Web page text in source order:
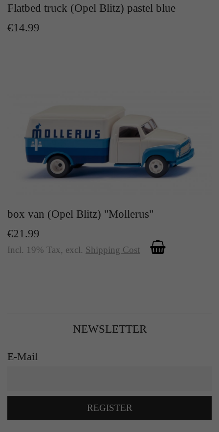
Flatbed truck (Opel Blitz) pastel blue
€14.99
box van (Opel Blitz) "Mollerus"
€21.99
Incl. 19% Tax, excl. Shipping Cost
NEWSLETTER
E-Mail
REGISTER